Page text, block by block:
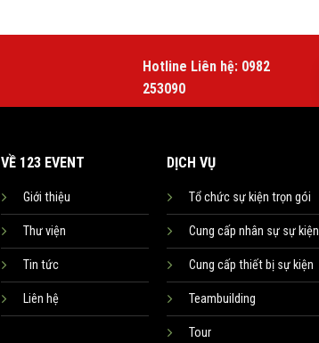
Hotline Liên hệ: 0982
253090
VỀ 123 EVENT
Giới thiệu
Thư viện
Tin tức
Liên hệ
DỊCH VỤ
Tổ chức sự kiện trọn gói
Cung cấp nhân sự sự kiện
Cung cấp thiết bị sự kiện
Teambuilding
Tour